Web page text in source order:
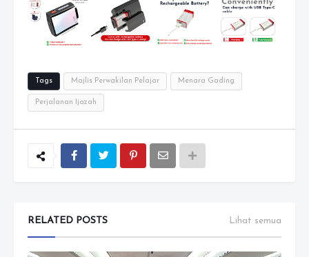
Tags Majlis Perwakilan Pelajar Menara Gading
Perjalanan Ijazah
RELATED POSTS Lihat semua